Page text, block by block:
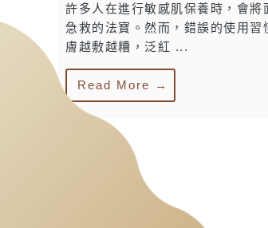
許多人在進行敏感肌保養時，會將
急救的法寶。然而，錯誤的使用習
膚越敷越糟，泛紅 ...
Read More →